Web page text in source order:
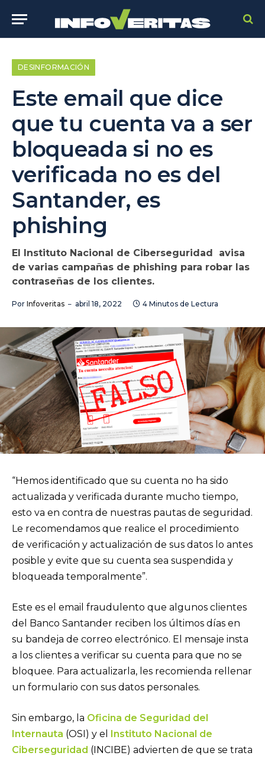
DESINFORMACIÓN
Este email que dice
que tu cuenta va a ser
bloqueada si no es
verificada no es del
Santander, es
phishing
El Instituto Nacional de Ciberseguridad avisa
de varias campañas de phishing para robar las
contraseñas de los clientes.
Por Infoveritas abril 18, 2022 4 Minutos de Lectura
“Hemos identificado que su cuenta no ha sido
actualizada y verificada durante mucho tiempo,
esto va en contra de nuestras pautas de seguridad.
Le recomendamos que realice el procedimiento
de verificación y actualización de sus datos lo antes
posible y evite que su cuenta sea suspendida y
bloqueada temporalmente”.
Este es el email fraudulento que algunos clientes
del Banco Santander reciben los últimos días en
su bandeja de correo electrónico. El mensaje insta
a los clientes a verificar su cuenta para que no se
bloquee. Para actualizarla, les recomienda rellenar
un formulario con sus datos personales.
Sin embargo, la Oficina de Seguridad del
Internauta (OSI) y el Instituto Nacional de
Ciberseguridad (INCIBE) advierten de que se trata